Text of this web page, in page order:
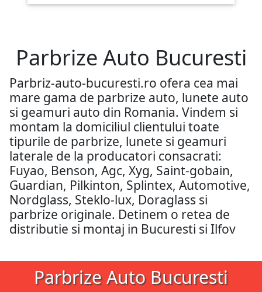
Parbrize Auto Bucuresti
Parbriz-auto-bucuresti.ro ofera cea mai
mare gama de parbrize auto, lunete auto
si geamuri auto din Romania. Vindem si
montam la domiciliul clientului toate
tipurile de parbrize, lunete si geamuri
laterale de la producatori consacrati:
Fuyao, Benson, Agc, Xyg, Saint-gobain,
Guardian, Pilkinton, Splintex, Automotive,
Nordglass, Steklo-lux, Doraglass si
parbrize originale. Detinem o retea de
distributie si montaj in Bucuresti si Ilfov
Parbrize Auto Bucuresti